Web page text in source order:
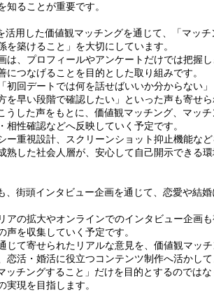
ることが重要です。
活用した価値観マッチングを通じて、「マッ
を築けること」を大切にしています。
は、プロフィールやアンケートだけでは把握
につなげることを目的とした取り組みです。
初回デートでは何を話せばいいか分からない
を早い段階で確認したい」といった声も寄せら
うした声をもとに、価値観マッチング、マッ
相性確認などへ反映していく予定です。
ー重視設計、スクリーンショット抑止機能な
熟した社会人層が、安心して自己開示できる
、街頭インタビュー企画を通じて、恋愛や結
アの拡大やオンラインでのインタビュー企画
を収集していく予定です。
じて寄せられたリアルな意見を、価値観マッ
恋活・婚活に役立つコンテンツ制作へ活かして
ッチングすること」だけを目的とするのでは
実現を目指します。